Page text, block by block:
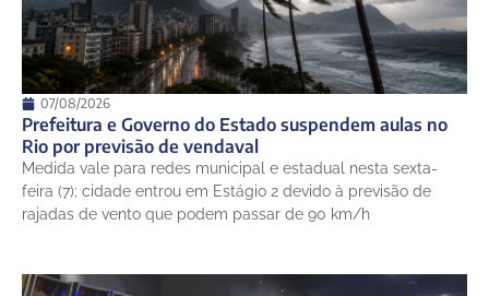
07/08/2026
Prefeitura e Governo do Estado suspendem aulas no
Rio por previsão de vendaval
Medida vale para redes municipal e estadual nesta sexta-
feira (7); cidade entrou em Estágio 2 devido à previsão de
rajadas de vento que podem passar de 90 km/h